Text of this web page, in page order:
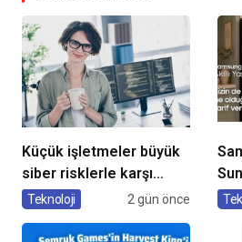
Küçük işletmeler büyük
siber risklerle karşı
karşıya
Teknoloji 2 gün önce